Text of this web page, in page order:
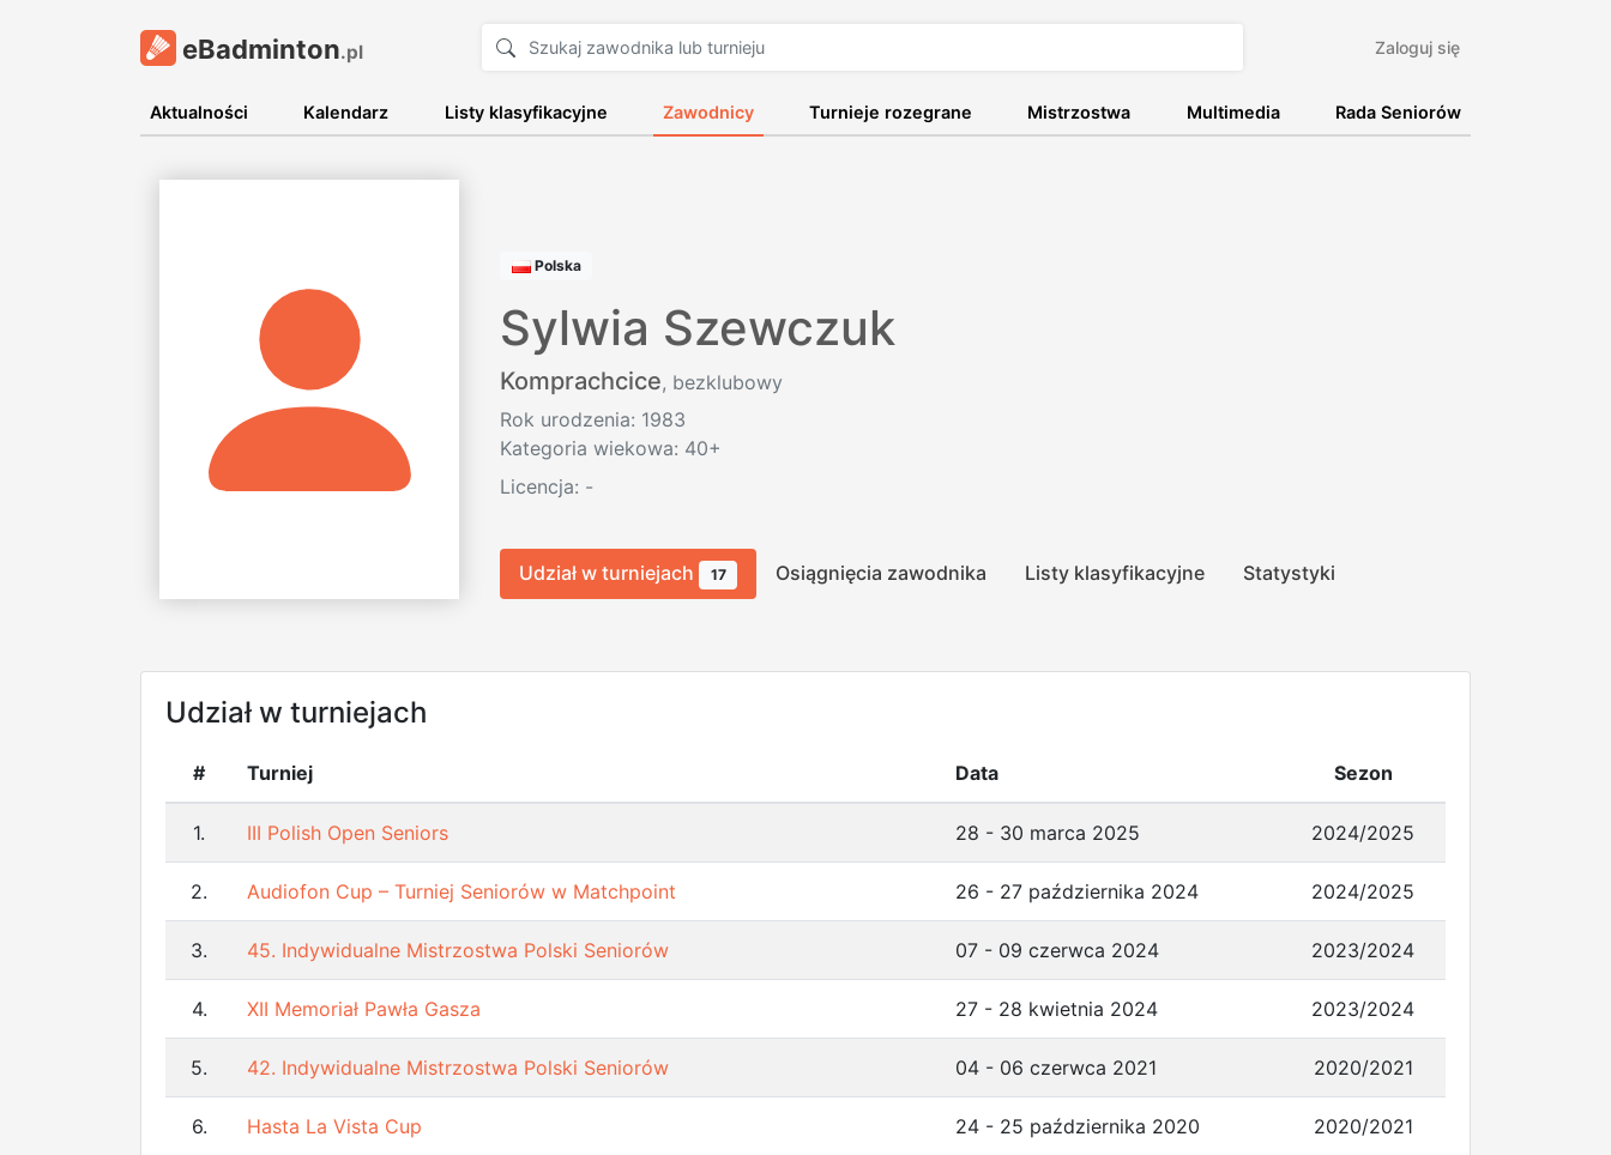
eBadminton.pl Zaloguj się
Aktualności Kalendarz Listy klasyfikacyjne Zawodnicy Turnieje rozegrane Mistrzostwa Multimedia Rada Seniorów
Polska
Sylwia Szewczuk
Komprachcice, bezklubowy
Rok urodzenia: 1983
Kategoria wiekowa: 40+
Licencja: -
Udział w turniejach 17 Osiągnięcia zawodnika Listy klasyfikacyjne Statystyki
Udział w turniejach
# Turniej Data Sezon
1. III Polish Open Seniors 28 - 30 marca 2025 2024/2025
2. Audiofon Cup – Turniej Seniorów w Matchpoint 26 - 27 października 2024 2024/2025
3. 45. Indywidualne Mistrzostwa Polski Seniorów 07 - 09 czerwca 2024 2023/2024
4. XII Memoriał Pawła Gasza 27 - 28 kwietnia 2024 2023/2024
5. 42. Indywidualne Mistrzostwa Polski Seniorów 04 - 06 czerwca 2021 2020/2021
6. Hasta La Vista Cup 24 - 25 października 2020 2020/2021